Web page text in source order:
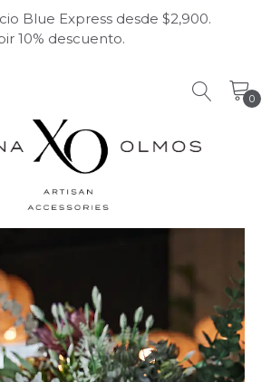
Blue Express desde $2,900.
10% descuento.
0